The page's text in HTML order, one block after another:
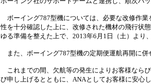
ボーイング787型機については、必要な改修作
性を十分確認した上に、改修された機材の飛行状
ゆる準備を整えた上で、2013年6月1日（土）より
また、ボーイング787型機の定期便運航再開に
これまでの間、欠航等の発生によりお客様なら
び申し上げるとともに、ANAとしてお客様に安心